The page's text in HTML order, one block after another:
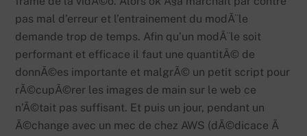
pas mal d’erreur et l’entrainement du modÃ¨le
demande trop de temps. Afin qu’un modÃ¨le soit
performant et efficace il faut une quantitÃ© de
donnÃ©es importante et malgrÃ© un petit script pour
rÃ©cupÃ©rer les images de main sur le web ce
n’Ã©tait pas suffisant. Et puis un jour, pendant un
Ã©change avec un mec de chez AWS (dÃ©dicace Ã